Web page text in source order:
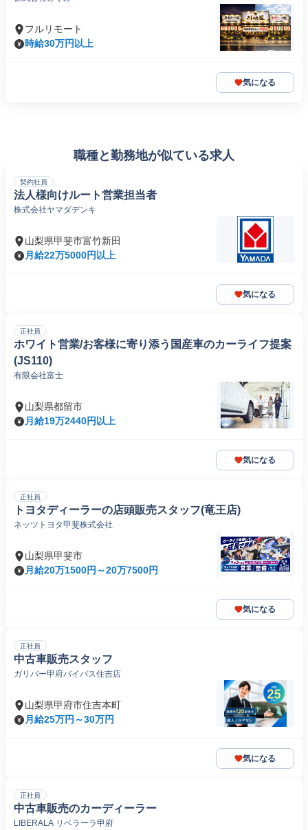
フルリモート
時給30万円以上
気になる
職種と勤務地が似ている求人
契約社員
法人様向けルート営業担当者
株式会社ヤマダデンキ
山梨県甲斐市富竹新田
月給22万5000円以上
気になる
正社員
ホワイト営業/お客様に寄り添う国産車のカーライフ提案
(JS110)
有限会社富士
山梨県都留市
月給19万2440円以上
気になる
正社員
トヨタディーラーの店頭販売スタッフ(竜王店)
ネッツトヨタ甲斐株式会社
山梨県甲斐市
月給20万1500円～20万7500円
気になる
正社員
中古車販売スタッフ
ガリバー甲府バイパス住吉店
山梨県甲府市住吉本町
月給25万円～30万円
気になる
正社員
中古車販売のカーディーラー
LIBERALA リベラーラ甲府